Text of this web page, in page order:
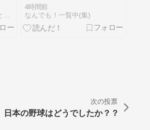
るのか！？新航路で合
意も「開放ではない」
…UAEの原油輸送、日
本への1兆円AI投資、
4時間前
なんでも！一覧中(集)
次の投票
本の野球はどうでしたか？？